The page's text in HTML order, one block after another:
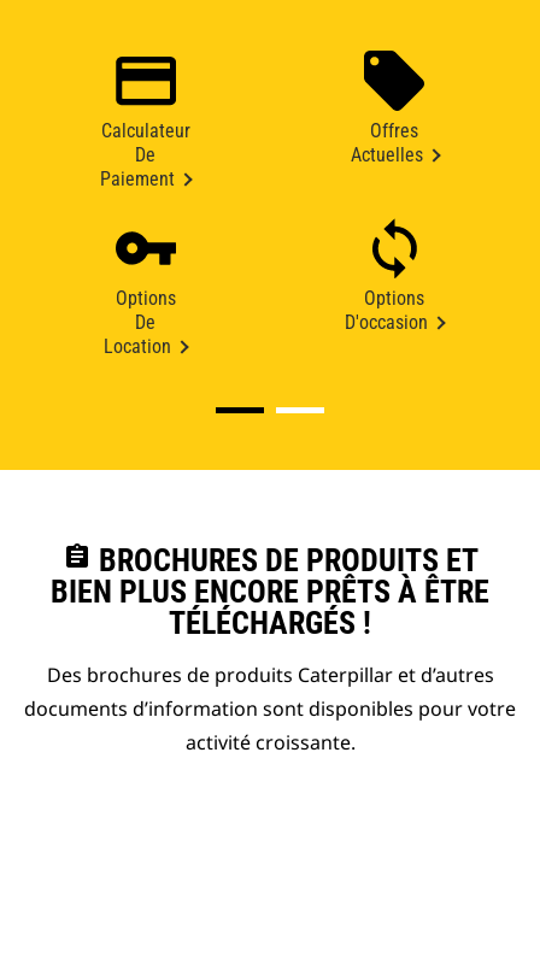
Calculateur
De
Paiement
Offres
Actuelles
Options
De
Location
Options
D'occasion
assignment BROCHURES DE PRODUITS ET
BIEN PLUS ENCORE PRÊTS À ÊTRE
TÉLÉCHARGÉS !
Des brochures de produits Caterpillar et d’autres
documents d’information sont disponibles pour votre
activité croissante.